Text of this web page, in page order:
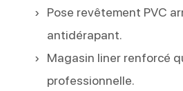
Pose revêtement PVC
antidérapant.
Magasin liner renforcé
professionnelle.